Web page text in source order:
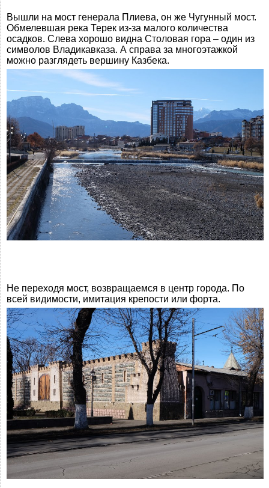
Вышли на мост генерала Плиева, он же Чугунный мост.
Обмелевшая река Терек из-за малого количества
осадков. Слева хорошо видна Столовая гора – один из
символов Владикавказа. А справа за многоэтажкой
можно разглядеть вершину Казбека.
Не переходя мост, возвращаемся в центр города. По
всей видимости, имитация крепости или форта.